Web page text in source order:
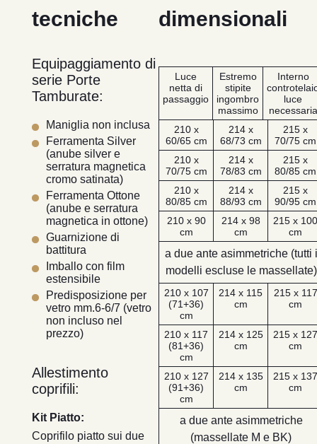
dimensionali
Luce
netta di
passaggio
Estremo
stipite
ingombro
massimo
Interno
luce
necessaria
210 x
60/65 cm
214 x
68/73 cm
215 x
70/75 cm
210 x
70/75 cm
214 x
78/83 cm
215 x
80/85 cm
210 x
80/85 cm
214 x
88/93 cm
215 x
90/95 cm
210 x 90
cm
214 x 98
cm
215 x
cm
a due ante asimmetriche (tutti i
modelli escluse le massellate)
210 x 107
(71+36)
cm
214 x 115
cm
215 x 117
cm
210 x 117
(81+36)
cm
214 x 125
cm
215 x
cm
210 x 127
(91+36)
cm
214 x 135
cm
215 x
cm
a due ante asimmetriche
(massellate M e BK)
tecniche
Equipaggiamento di
serie Porte
Tamburate:
Maniglia non inclusa
Ferramenta Silver
(anube silver e
serratura magnetica
cromo satinata)
Ferramenta Ottone
(anube e serratura
magnetica in ottone)
Guarnizione di
battitura
Imballo con film
estensibile
Predisposizione per
vetro mm.6-6/7 (vetro
non incluso nel
prezzo)
Allestimento
coprifili:
Kit Piatto:
Coprifilo piatto sui due